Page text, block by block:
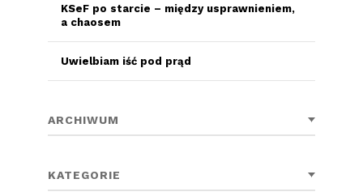
KSeF po starcie – między usprawnieniem,
a chaosem
Uwielbiam iść pod prąd
ARCHIWUM
KATEGORIE